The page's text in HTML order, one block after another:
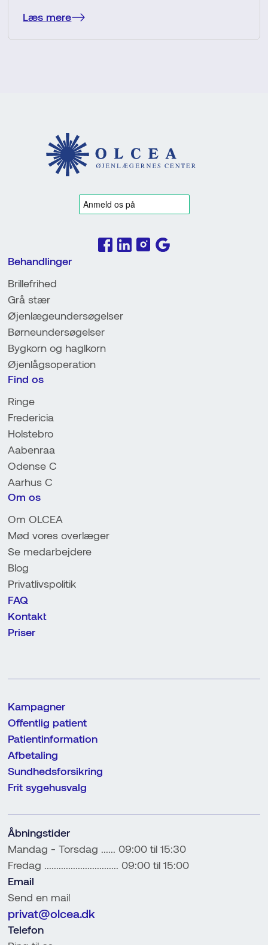
Læs mere
Behandlinger
Brillefrihed
Grå stær
Øjenlægeundersøgelser
Børneundersøgelser
Bygkorn og haglkorn
Øjenlågsoperation
Find os
Ringe
Fredericia
Holstebro
Aabenraa
Odense C
Aarhus C
Om os
Om OLCEA
Mød vores overlæger
Se medarbejdere
Blog
Privatlivspolitik
FAQ
Kontakt
Priser
Kampagner
Offentlig patient
Patientinformation
Afbetaling
Sundhedsforsikring
Frit sygehusvalg
Telefon
Email
Send en mail
privat@olcea.dk
Åbningstider
Mandag - Torsdag ...... 09:00 til 15:30
Fredag ............................... 09:00 til 15:00